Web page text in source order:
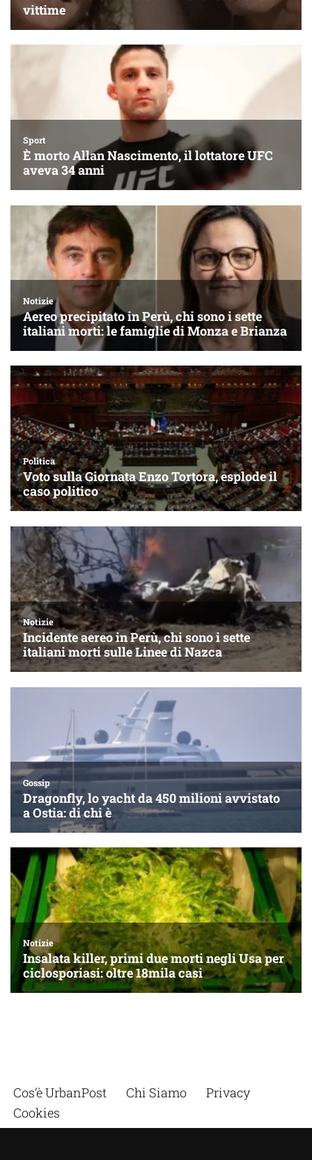
Cos’è UrbanPost Chi Siamo
Privacy
Cookies